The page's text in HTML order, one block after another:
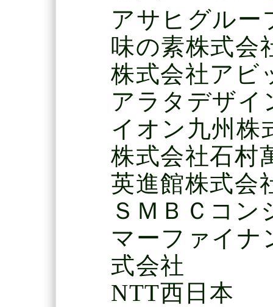
アサヒグルー
味の素株式会
株式会社アビ
アラタデザイ
イオン九州株
株式会社石村
英進館株式会
ＳＭＢＣコン
マーファイナ
式会社
NTT西日本